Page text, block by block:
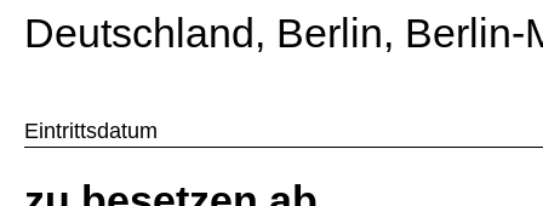
Deutschland, Berlin, Berlin-
Eintrittsdatum